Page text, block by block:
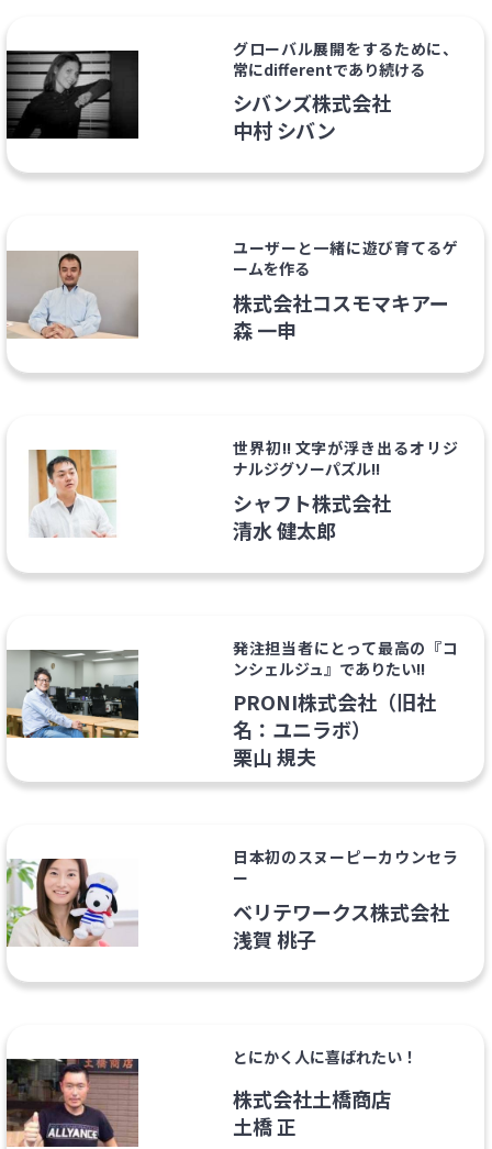
グローバル展開をするために、
常にdifferentであり続ける
シバンズ株式会社
中村 シバン
ユーザーと一緒に遊び育てるゲ
ームを作る
株式会社コスモマキアー
森 一申
世界初!! 文字が浮き出るオリジ
ナルジグソーパズル!!
シャフト株式会社
清水 健太郎
発注担当者にとって最高の『コ
ンシェルジュ』でありたい!!
PRONI株式会社（旧社
名：ユニラボ）
栗山 規夫
日本初のスヌーピーカウンセラ
ー
ベリテワークス株式会社
浅賀 桃子
とにかく人に喜ばれたい！
株式会社土橋商店
土橋 正